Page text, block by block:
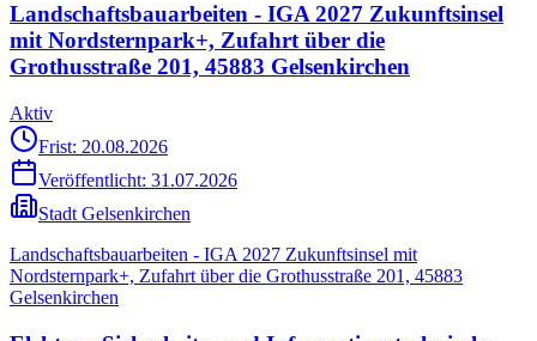
Landschaftsbauarbeiten - IGA 2027 Zukunftsinsel
mit Nordsternpark+, Zufahrt über die
Grothusstraße 201, 45883 Gelsenkirchen
Aktiv
Frist: 20.08.2026
Veröffentlicht: 31.07.2026
Stadt Gelsenkirchen
Landschaftsbauarbeiten - IGA 2027 Zukunftsinsel mit
Nordsternpark+, Zufahrt über die Grothusstraße 201, 45883
Gelsenkirchen